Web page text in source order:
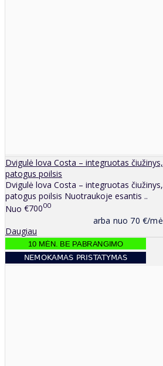
Dvigulė lova Costa – integruotas
patogus poilsis
Dvigulė lova Costa – integruotas
patogus poilsis Nuotraukoje esantis ..
Nuo €70000
arba nuo 70 €/
Daugiau